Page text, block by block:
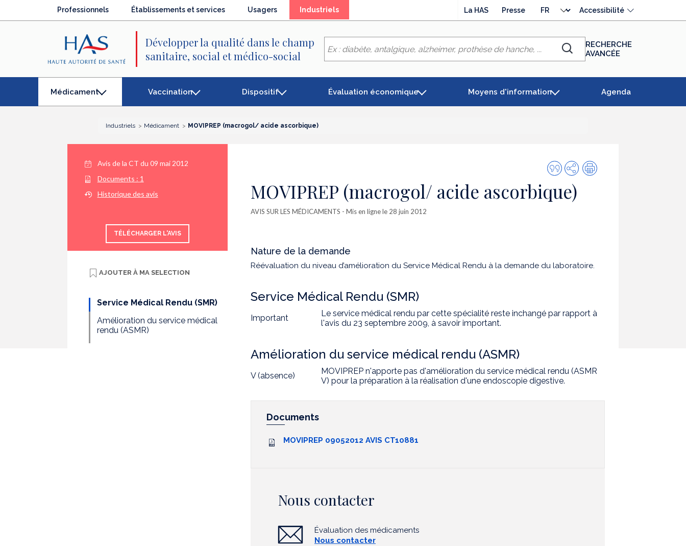
Professionnels Établissements et services Usagers Industriels(élément
La HAS Presse
langue
Accessibilité
Développer la qualité dans le champ
sanitaire, social et médico-social
Chercher
RECHERCHE
AVANCÉE
Médicament
(élément
séléctionné)
Vaccination Dispositif Évaluation économique Moyens d'information Agenda
Industriels Médicament MOVIPREP (macrogol/ acide ascorbique)
Avis de la CT du 09 mai 2012
Documents : 1
Historique des avis
TÉLÉCHARGER L'AVIS
AJOUTER À MA SELECTION
Service Médical Rendu (SMR)
Amélioration du service médical
rendu (ASMR)
Citer
cette
publication
PartagerImpression
MOVIPREP (macrogol/ acide ascorbique)
AVIS SUR LES MÉDICAMENTS - Mis en ligne le 28 juin 2012
Nature de la demande
Réévaluation du niveau d’amélioration du Service Médical Rendu à la demande du laboratoire.
Service Médical Rendu (SMR)
Important
Le service médical rendu par cette spécialité reste inchangé par rapport à
l'avis du 23 septembre 2009, à savoir important.
Amélioration du service médical rendu (ASMR)
V (absence)
MOVIPREP n'apporte pas d'amélioration du service médical rendu (ASMR
V) pour la préparation à la réalisation d'une endoscopie digestive.
Documents
MOVIPREP 09052012 AVIS CT10881
Nous contacter
Évaluation des médicaments
Nous contacter